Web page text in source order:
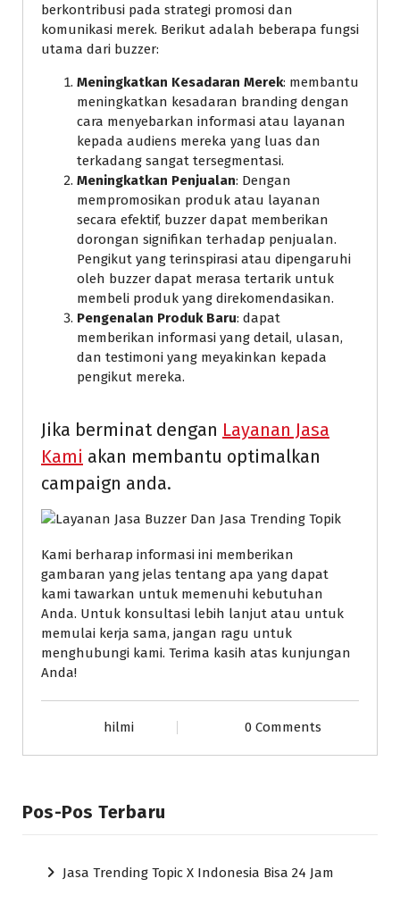
berkontribusi pada strategi promosi dan
komunikasi merek. Berikut adalah beberapa fungsi
utama dari buzzer:
Meningkatkan Kesadaran Merek: membantu
meningkatkan kesadaran branding dengan
cara menyebarkan informasi atau layanan
kepada audiens mereka yang luas dan
terkadang sangat tersegmentasi.
Meningkatkan Penjualan: Dengan
mempromosikan produk atau layanan
secara efektif, buzzer dapat memberikan
dorongan signifikan terhadap penjualan.
Pengikut yang terinspirasi atau dipengaruhi
oleh buzzer dapat merasa tertarik untuk
membeli produk yang direkomendasikan.
Pengenalan Produk Baru: dapat
memberikan informasi yang detail, ulasan,
dan testimoni yang meyakinkan kepada
pengikut mereka.
Jika berminat dengan Layanan Jasa
Kami akan membantu optimalkan
campaign anda.
Kami berharap informasi ini memberikan
gambaran yang jelas tentang apa yang dapat
kami tawarkan untuk memenuhi kebutuhan
Anda. Untuk konsultasi lebih lanjut atau untuk
memulai kerja sama, jangan ragu untuk
menghubungi kami. Terima kasih atas kunjungan
Anda!
hilmi 0 Comments
Pos-Pos Terbaru
Jasa Trending Topic X Indonesia Bisa 24 Jam